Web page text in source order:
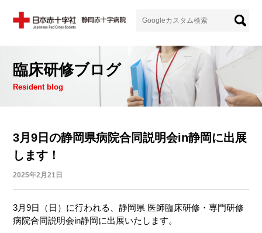
臨床研修ブログ
Resident blog
3月9日の静岡県病院合同説明会in静岡に出展
します！
2025年2月21日
3月9日（日）に行われる、静岡県 医師臨床研修・専門研修
病院合同説明会in静岡に出展いたします。